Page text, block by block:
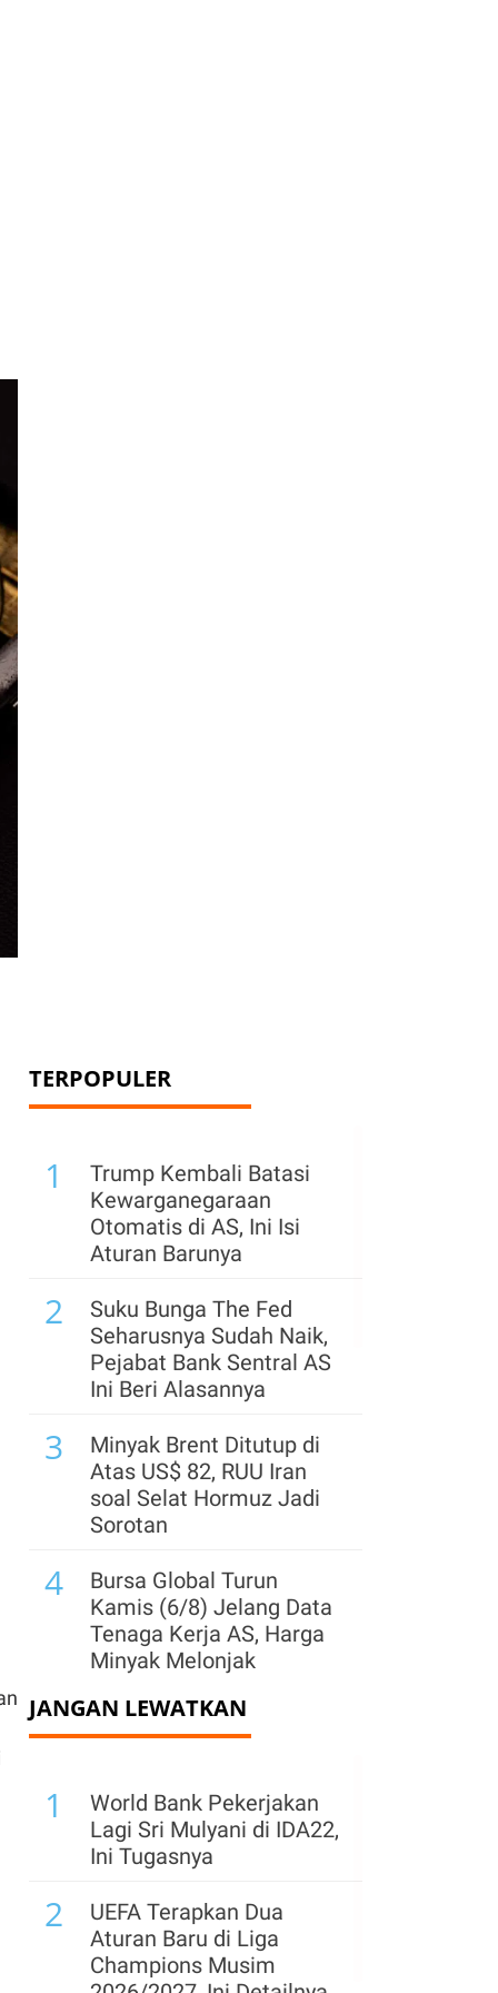
TERPOPULER
1
Trump Kembali Batasi
Kewarganegaraan
Otomatis di AS, Ini Isi
Aturan Barunya
2
Suku Bunga The Fed
Seharusnya Sudah Naik,
Pejabat Bank Sentral AS
Ini Beri Alasannya
3
Minyak Brent Ditutup di
Atas US$ 82, RUU Iran
soal Selat Hormuz Jadi
Sorotan
4
Bursa Global Turun
Kamis (6/8) Jelang Data
Tenaga Kerja AS, Harga
Minyak Melonjak
5
Jepang Catat Rekor
Intervensi Valas, Jual
Topang Yen
AS Terapkan Tarif 15%
atas Produk Polysilicon,
Trump Bidik Dominasi
China
Laba Kuartal II OCBC
JANGAN LEWATKAN
1
World Bank Pekerjakan
Lagi Sri Mulyani di IDA22,
Ini Tugasnya
2
UEFA Terapkan Dua
Aturan Baru di Liga
Champions Musim